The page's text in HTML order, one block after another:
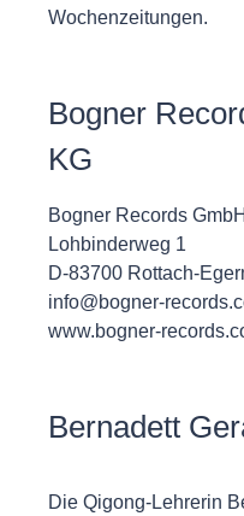
Wochenzeitungen.
Bogner
KG
Bogner Records
Lohbinderweg 1
D-83700 Rottach-
info@bogner-
www.bogner-
Bernadett
Die Qigong-Lehrerin